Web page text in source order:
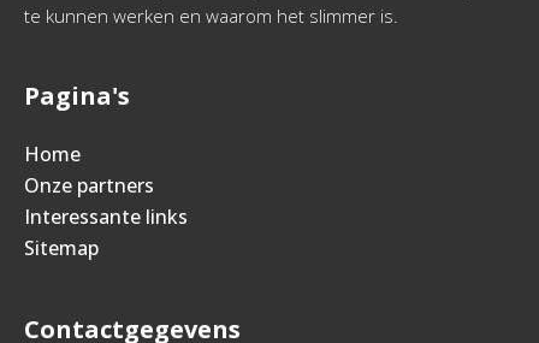
te kunnen werken en waarom het slimmer is.
Pagina's
Home
Onze partners
Interessante links
Sitemap
Contactgegevens